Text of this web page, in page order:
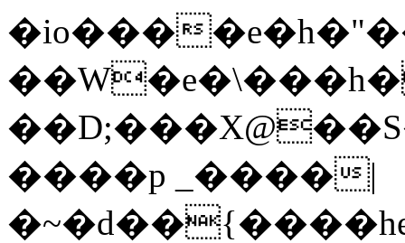
�io���
����p _����|